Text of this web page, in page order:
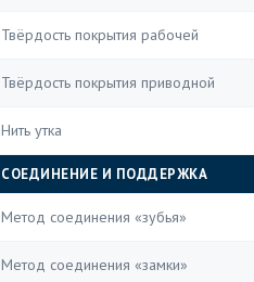
Твёрдость покрытия рабочей
Твёрдость покрытия приводной
Нить утка
СОЕДИНЕНИЕ И ПОДДЕРЖКА
Метод соединения «зубья»
Метод соединения «замки»